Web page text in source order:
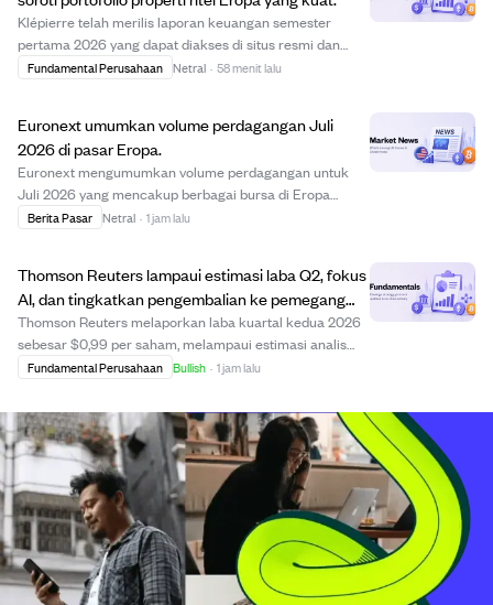
Klépierre telah merilis laporan keuangan semester
pertama 2026 yang dapat diakses di situs resmi dan
telah disampaikan ke otoritas pasar modal Prancis.
Fundamental Perusahaan Netral · 58 menit lalu
Euronext umumkan volume perdagangan Juli
2026 di pasar Eropa.
Euronext mengumumkan volume perdagangan untuk
Juli 2026 yang mencakup berbagai bursa di Eropa
seperti Amsterdam, Paris, dan Milan. Pembaruan ini
e...
Berita Pasar Netral · 1 jam lalu
Thomson Reuters lampaui estimasi laba Q2, fokus
AI, dan tingkatkan pengembalian ke pemegang
saham.
Thomson Reuters melaporkan laba kuartal kedua 2026
sebesar $0,99 per saham, melampaui estimasi analis
sebesar 3,13%, dengan pendapatan tumbuh 9% menjadi
dan mengembalikan modal besar kepada pemegan...
Fundamental Perusahaan Bullish · 1 jam lalu